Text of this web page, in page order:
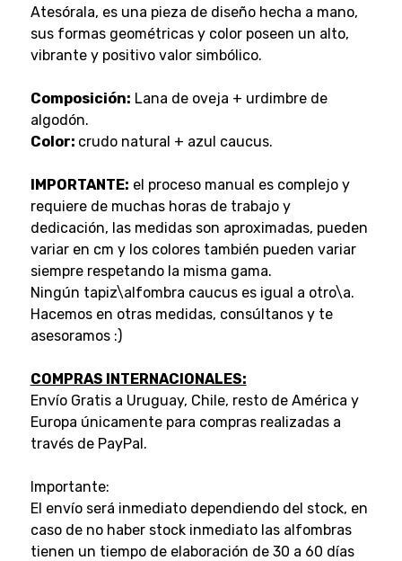
Atesórala, es una pieza de diseño hecha a mano,
sus formas geométricas y color poseen un alto,
vibrante y positivo valor simbólico.
Composición: Lana de oveja + urdimbre de
algodón.
Color: crudo natural + azul caucus.
IMPORTANTE: el proceso manual es complejo y
requiere de muchas horas de trabajo y
dedicación, las medidas son aproximadas, pueden
variar en cm y los colores también pueden variar
siempre respetando la misma gama.
Ningún tapiz\alfombra caucus es igual a otro\a.
Hacemos en otras medidas, consúltanos y te
asesoramos :)
COMPRAS INTERNACIONALES:
Envío Gratis a Uruguay, Chile, resto de América y
Europa únicamente para compras realizadas a
través de PayPal.
Importante:
El envío será inmediato dependiendo del stock, en
caso de no haber stock inmediato las alfombras
tienen un tiempo de elaboración de 30 a 60 días